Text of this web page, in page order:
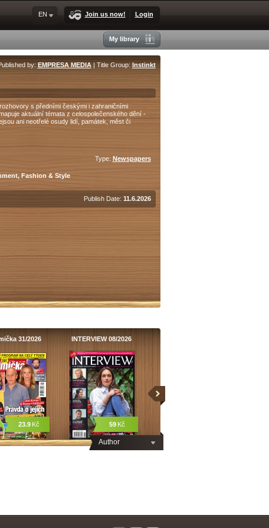
Join us now! Login
EN
My library
by: EMPRESA MEDIA| Title Group: Instinkt
s předními českými i zahraničními
aktuální témata z celospolečenského dění -
ani neotřelé osudy lidí, památek, měst či
Type: Newspapers
Fashion & Style
Publish Date: 11.6.2026
Author
31/2026
23.9 Kč
INTERVIEW 08/2026
59 Kč